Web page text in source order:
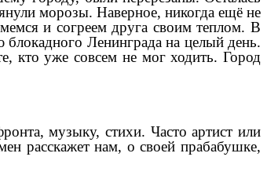
морозы. Наверное, никогда ещё не
и согреем друга своим теплом. В
Ленинграда на целый день.
кто уже совсем не мог ходить. Город
музыку, стихи. Часто артист или
расскажет нам, о своей прабабушке,